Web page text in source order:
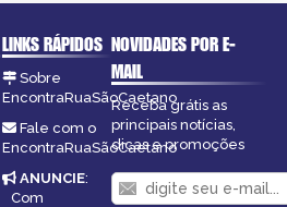
LINKS RÁPIDOS
Sobre
EncontraRuaSãoCaetano
Fale com o
EncontraRuaSãoCaetano
ANUNCIE:
Com
NOVIDADES POR E-
MAIL
Receba grátis as
principais notícias,
dicas e promoções